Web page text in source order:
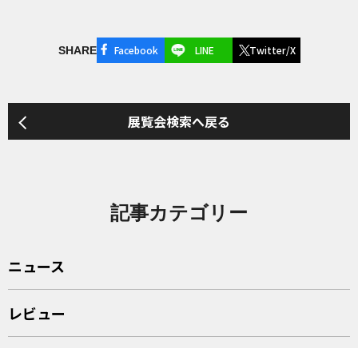
SHARE Facebook LINE Twitter/X
展覧会検索へ戻る
記事カテゴリー
ニュース
レビュー